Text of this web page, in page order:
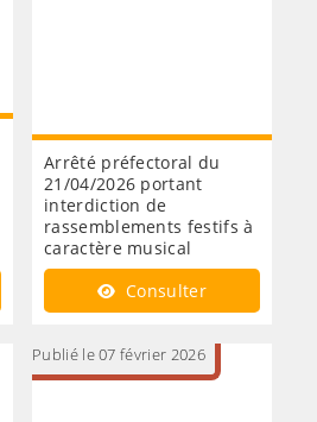
Arrêté préfectoral du
21/04/2026 portant
interdiction de
rassemblements festifs à
caractère musical
Consulter
Publié le 07 février 2026